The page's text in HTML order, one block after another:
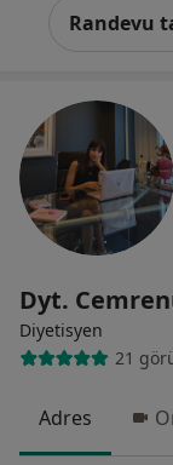
Randevu
Dyt.
Diyetisyen
21
Adres